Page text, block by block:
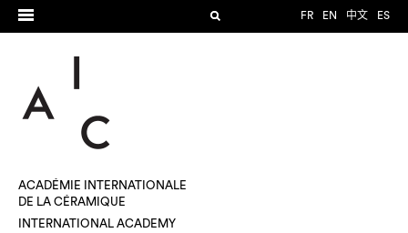
FR EN 中文 ES
ACADÉMIE INTERNATIONALE
DE LA CÉRAMIQUE
INTERNATIONAL ACADEMY